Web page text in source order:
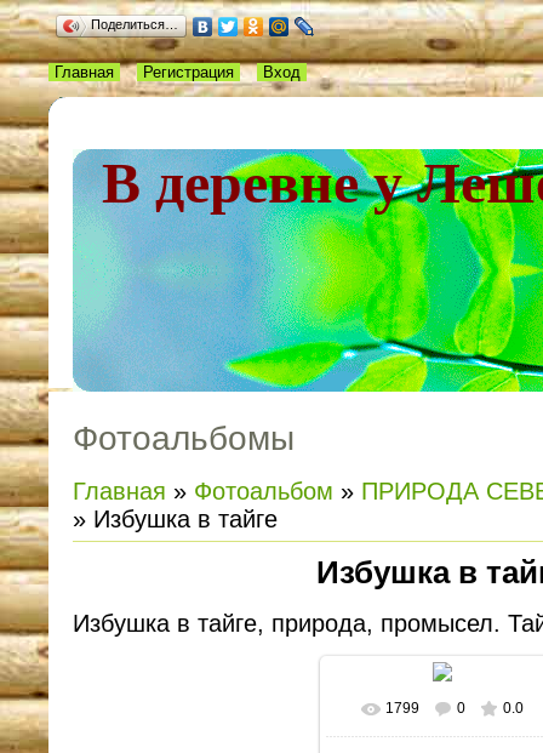
Поделиться…
В деревне у
Главная Регистрация Вход
Фотоальбомы
Главная » Фотоальбом » ПРИРОДА
» Избушка в тайге
Избушка в
Избушка в тайге, природа, промысел.
В реальном размере
1799 0 0.0